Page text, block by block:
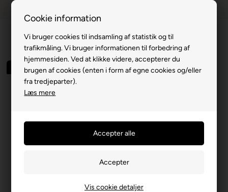
Cookie information
Vi bruger cookies til indsamling af statistik og til
trafikmåling. Vi bruger informationen til forbedring af
hjemmesiden. Ved at klikke videre, accepterer du
brugen af cookies (enten i form af egne cookies og/eller
fra tredjeparter).
Læs mere
Vis cookie detaljer
Spar 57%